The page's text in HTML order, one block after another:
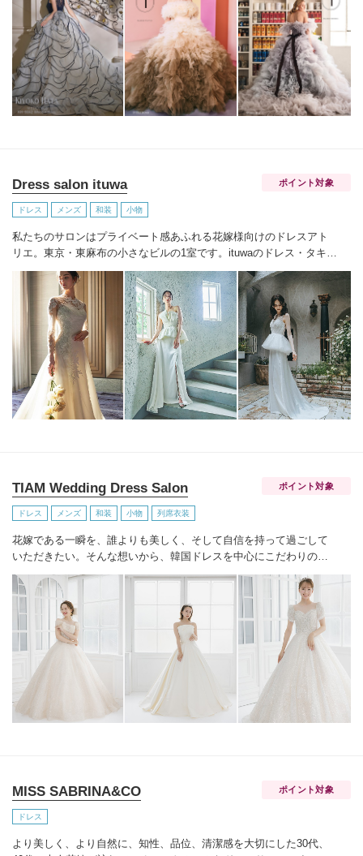
Dress salon ituwa ポイント対象
ドレス メンズ 和装 小物
私たちのサロンはプライベート感あふれる花嫁様向けのドレスアト
リエ。東京・東麻布の小さなビルの1室です。 ituwaのドレス・タキシ
ードのご案内はもちろん、オーダーメイドドレス、シューズやアク
セサリーなども合わせて、花嫁にとっての隠れ家的な場所として一
組みずつ丁寧にご案内させていただきます。
TIAM Wedding Dress Salon ポイント対象
ドレス メンズ 和装 小物 列席衣装
花嫁である一瞬を、誰よりも美しく、 そして自信を持って過ごして
いただきたい。 そんな想いから、韓国ドレスを中心にこだわりのド
レスをセレクトしてお待ちしております。
MISS SABRINA&CO ポイント対象
ドレス
より美しく、より自然に、知性、品位、清潔感を大切にした30代、